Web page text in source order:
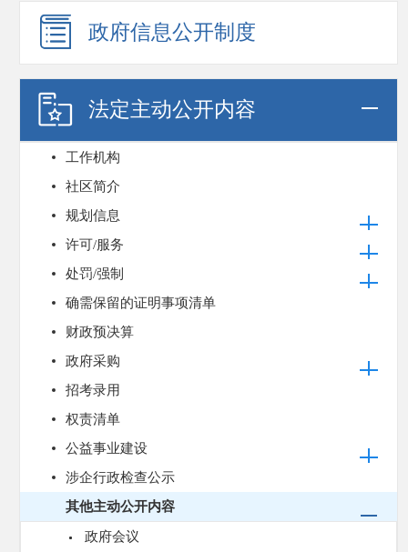
政府信息公开制度
法定主动公开内容
工作机构
社区简介
规划信息
许可/服务
处罚/强制
确需保留的证明事项清单
财政预决算
政府采购
招考录用
权责清单
公益事业建设
涉企行政检查公示
其他主动公开内容
政府会议